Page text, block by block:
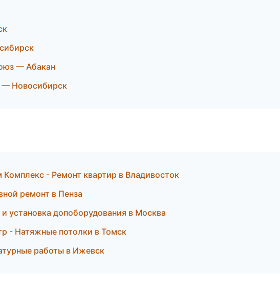
— Абакан
— Новосибирск
- Ремонт квартир в Владивосток
ремонт в Пенза
установка допоборудования в Москва
- Натяжные потолки в Томск
работы в Ижевск